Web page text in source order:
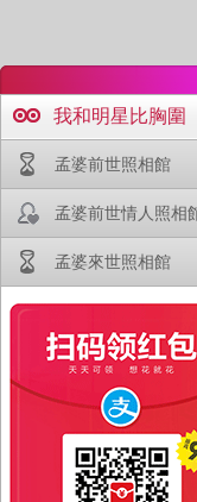
我和明星比胸圍
孟婆前世照相館
孟婆前世情人照相
孟婆來世照相館